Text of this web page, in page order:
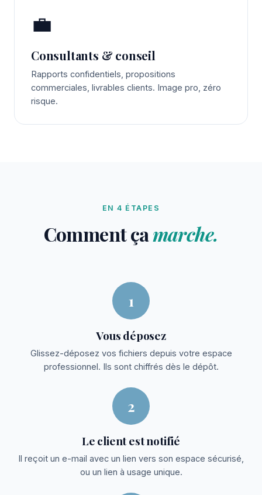
💼
Consultants & conseil
Rapports confidentiels, propositions
commerciales, livrables clients. Image pro, zéro
risque.
EN 4 ÉTAPES
Comment çamarche.
1
Vous déposez
Glissez-déposez vos fichiers depuis votre espace
professionnel. Ils sont chiffrés dès le dépôt.
2
Le client est notifié
Il reçoit un e-mail avec un lien vers son espace sécurisé,
ou un lien à usage unique.